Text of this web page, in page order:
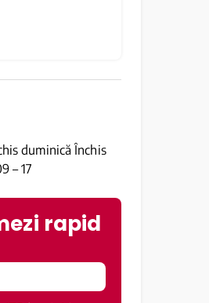
duminică Închis
– 17
rapid